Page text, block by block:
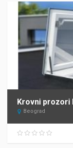
Beograd